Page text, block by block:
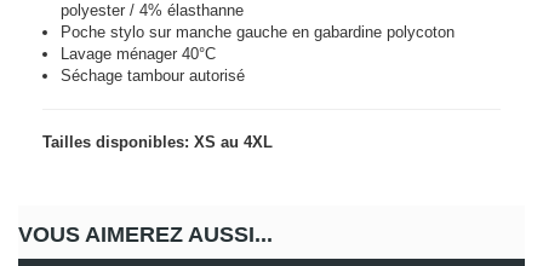
polyester / 4% élasthanne
Poche stylo sur manche gauche en gabardine polycoton
Lavage ménager 40°C
Séchage tambour autorisé
Tailles disponibles: XS au 4XL
VOUS AIMEREZ AUSSI...